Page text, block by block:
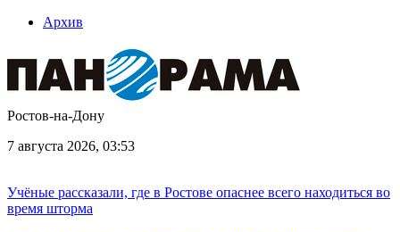
Архив
Ростов-на-Дону
7 августа 2026, 03:53
Учёные рассказали, где в Ростове опаснее всего находиться во
время шторма